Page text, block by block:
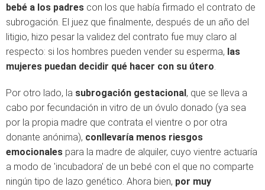
bebé a los padres con los que había firmado el contrato de
subrogación. El juez que finalmente, después de un año del
litigio, hizo pesar la validez del contrato fue muy claro al
respecto: si los hombres pueden vender su esperma, las
mujeres puedan decidir qué hacer con su útero.
Por otro lado, la subrogación gestacional, que se lleva a
cabo por fecundación in vitro de un óvulo donado (ya sea
por la propia madre que contrata el vientre o por otra
donante anónima), conllevaría menos riesgos
emocionales para la madre de alquiler, cuyo vientre actuaría
a modo de 'incubadora' de un bebé con el que no comparte
ningún tipo de lazo genético. Ahora bien, por muy